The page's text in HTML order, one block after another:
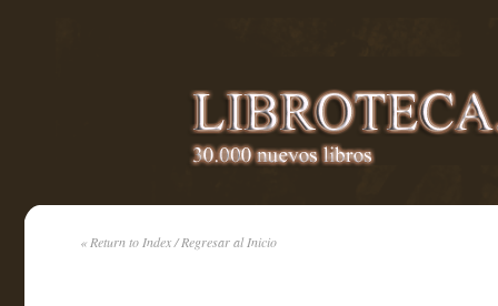
« Return to Index / Regresar al Inicio